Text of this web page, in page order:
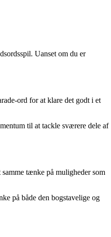
Uanset om du er
ord for at klare det godt i et
til at tackle sværere dele af
tænke på muligheder som
på både den bogstavelige og